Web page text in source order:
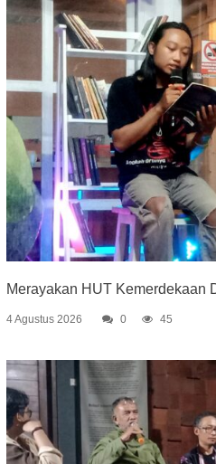
Merayakan HUT Kemerdekaan
4 Agustus 2026 0 45